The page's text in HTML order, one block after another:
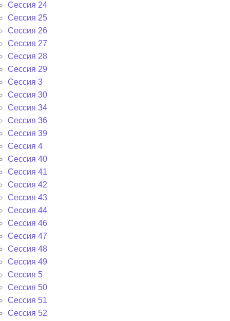
Сессия 24
Сессия 25
Сессия 26
Сессия 27
Сессия 28
Сессия 29
Сессия 3
Сессия 30
Сессия 34
Сессия 36
Сессия 39
Сессия 4
Сессия 40
Сессия 41
Сессия 42
Сессия 43
Сессия 44
Сессия 46
Сессия 47
Сессия 48
Сессия 49
Сессия 5
Сессия 50
Сессия 51
Сессия 52